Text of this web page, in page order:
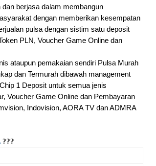
berjasa dalam membangun
dengan memberikan kesempatan
pulsa dengan sistim satu deposit
PLN, Voucher Game Online dan
ataupun pemakaian sendiri Pulsa Murah
dan Termurah dibawah management
1 Deposit untuk semua jenis
Voucher Game Online dan Pembayaran
Indovision, AORA TV dan ADMRA
???